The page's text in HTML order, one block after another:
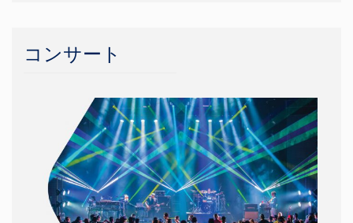
コンサート